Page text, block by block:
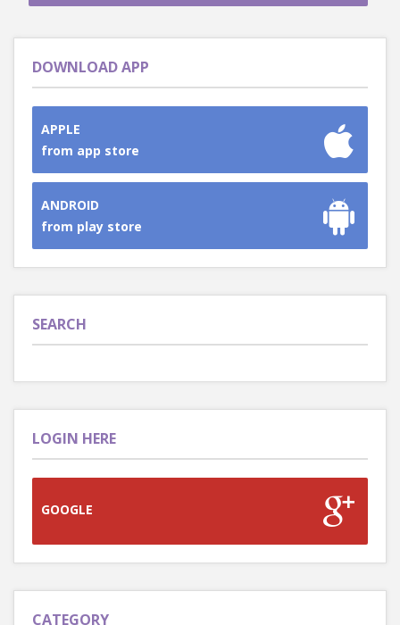
DOWNLOAD APP
APPLE
from app store
ANDROID
from play store
SEARCH
LOGIN HERE
GOOGLE
CATEGORY